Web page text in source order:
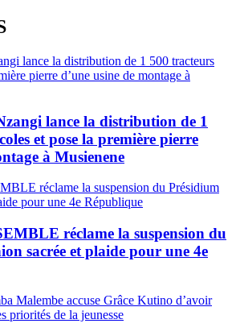
lance la distribution de 1
et pose la première pierre
à Musienene
réclame la suspension du
sacrée et plaide pour une 4e